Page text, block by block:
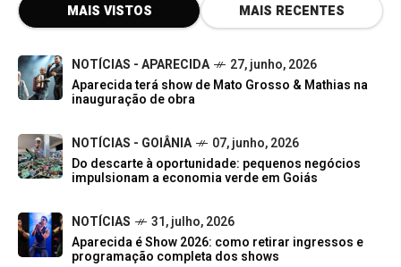
MAIS VISTOS MAIS RECENTES
NOTÍCIAS - APARECIDA
27, junho, 2026
Aparecida terá show de Mato Grosso & Mathias na
inauguração de obra
NOTÍCIAS - GOIÂNIA
07, junho, 2026
Do descarte à oportunidade: pequenos negócios
impulsionam a economia verde em Goiás
NOTÍCIAS
31, julho, 2026
Aparecida é Show 2026: como retirar ingressos e
programação completa dos shows